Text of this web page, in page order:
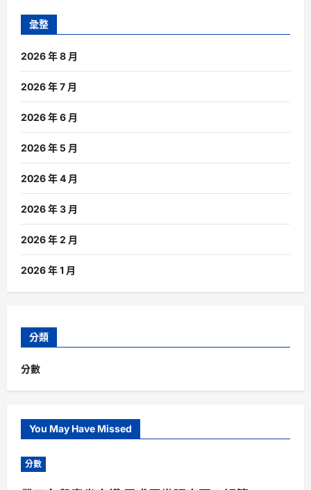
彙整
2026 年 8 月
2026 年 7 月
2026 年 6 月
2026 年 5 月
2026 年 4 月
2026 年 3 月
2026 年 2 月
2026 年 1 月
分類
分數
You May Have Missed
分數